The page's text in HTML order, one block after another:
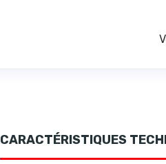
CARACTÉRISTIQUES